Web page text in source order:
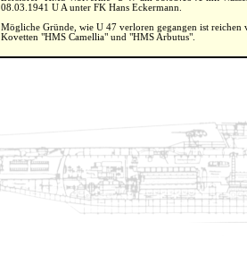
08.03.1941 U A unter FK Hans Eckermann.
Mögliche Gründe, wie U 47 verloren gegangen ist reichen
Kovetten "HMS Camellia" und "HMS Arbutus".